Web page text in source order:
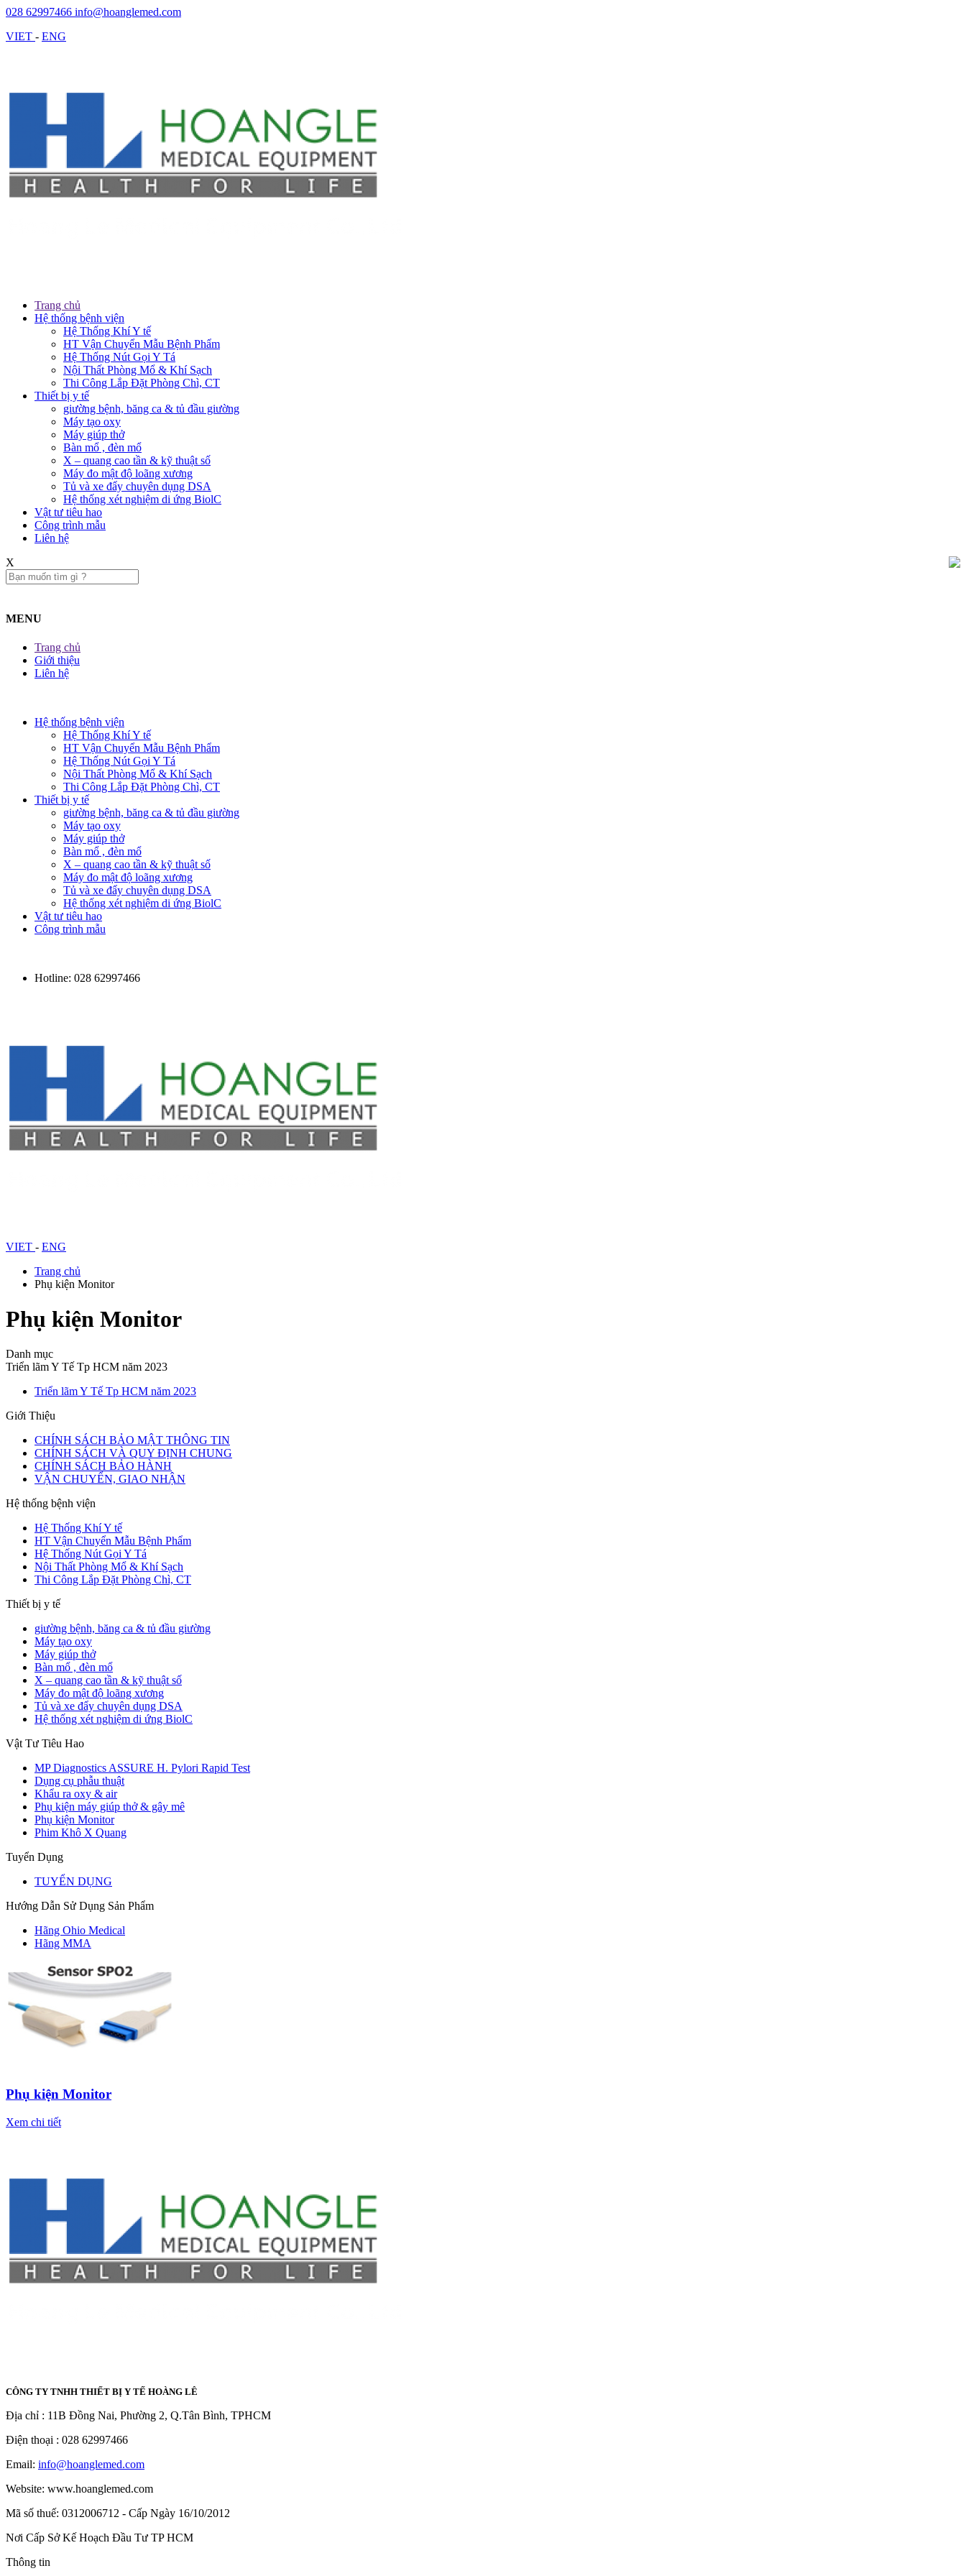
028 62997466 info@hoanglemed.com
VIET - ENG
Trang chủ
Hệ thống bệnh viện
Hệ Thống Khí Y tế
HT Vận Chuyển Mẫu Bệnh Phẩm
Hệ Thống Nút Gọi Y Tá
Nội Thất Phòng Mổ & Khí Sạch
Thi Công Lắp Đặt Phòng Chì, CT
Thiết bị y tế
giường bệnh, băng ca & tủ đầu giường
Máy tạo oxy
Máy giúp thở
Bàn mổ , đèn mổ
X – quang cao tần & kỹ thuật số
Máy đo mật độ loãng xương
Tủ và xe đẩy chuyên dụng DSA
Hệ thống xét nghiệm di ứng BiolC
Vật tư tiêu hao
Công trình mẫu
Liên hệ​
X
MENU
Trang chủ
Giới thiệu
Liên hệ​
Hệ thống bệnh viện
Hệ Thống Khí Y tế
HT Vận Chuyển Mẫu Bệnh Phẩm
Hệ Thống Nút Gọi Y Tá
Nội Thất Phòng Mổ & Khí Sạch
Thi Công Lắp Đặt Phòng Chì, CT
Thiết bị y tế
giường bệnh, băng ca & tủ đầu giường
Máy tạo oxy
Máy giúp thở
Bàn mổ , đèn mổ
X – quang cao tần & kỹ thuật số
Máy đo mật độ loãng xương
Tủ và xe đẩy chuyên dụng DSA
Hệ thống xét nghiệm di ứng BiolC
Vật tư tiêu hao
Công trình mẫu
Hotline: 028 62997466
VIET - ENG
Trang chủ
Phụ kiện Monitor
Phụ kiện Monitor
Danh mục
Triển lãm Y Tế Tp HCM năm 2023
Triển lãm Y Tế Tp HCM năm 2023
Giới Thiệu
CHÍNH SÁCH BẢO MẬT THÔNG TIN
CHÍNH SÁCH VÀ QUY ĐỊNH CHUNG
CHÍNH SÁCH BẢO HÀNH
VẬN CHUYỂN, GIAO NHẬN
Hệ thống bệnh viện
Hệ Thống Khí Y tế
HT Vận Chuyển Mẫu Bệnh Phẩm
Hệ Thống Nút Gọi Y Tá
Nội Thất Phòng Mổ & Khí Sạch
Thi Công Lắp Đặt Phòng Chì, CT
Thiết bị y tế
giường bệnh, băng ca & tủ đầu giường
Máy tạo oxy
Máy giúp thở
Bàn mổ , đèn mổ
X – quang cao tần & kỹ thuật số
Máy đo mật độ loãng xương
Tủ và xe đẩy chuyên dụng DSA
Hệ thống xét nghiệm di ứng BiolC
Vật Tư Tiêu Hao
MP Diagnostics ASSURE H. Pylori Rapid Test
Dụng cụ phẫu thuật
Khẩu ra oxy & air
Phụ kiện máy giúp thở & gây mê
Phụ kiện Monitor
Phim Khô X Quang
Tuyển Dụng
TUYỂN DỤNG
Hướng Dẫn Sử Dụng Sản Phẩm
Hãng Ohio Medical
Hãng MMA
Phụ kiện Monitor
Xem chi tiết
CÔNG TY TNHH THIẾT BỊ Y TẾ HOÀNG LÊ
Địa chỉ : 11B Đồng Nai, Phường 2, Q.Tân Bình, TPHCM
Điện thoại : 028 62997466
Email: info@hoanglemed.com
Website: www.hoanglemed.com
Mã số thuế: 0312006712 - Cấp Ngày 16/10/2012
Nơi Cấp Sở Kế Hoạch Đầu Tư TP HCM
Thông tin